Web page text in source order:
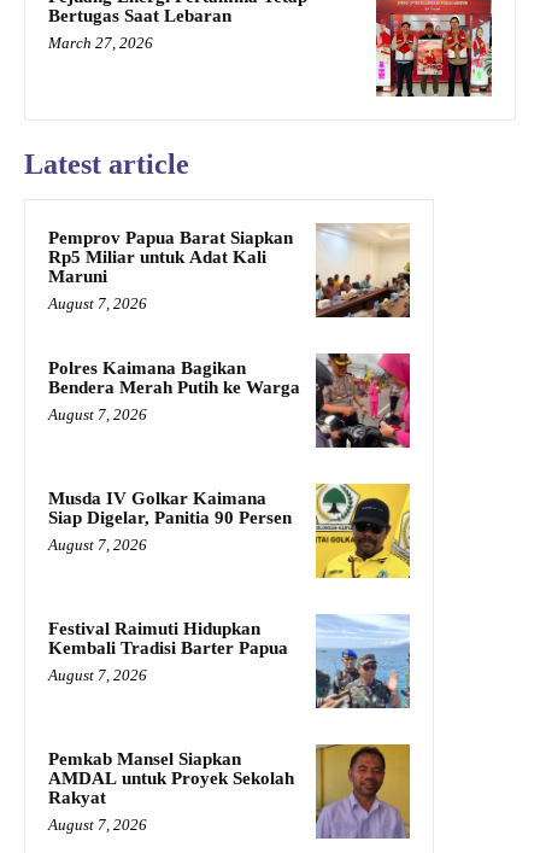
Bertugas Saat Lebaran
March 27, 2026
Latest article
Pemprov Papua Barat Siapkan
Rp5 Miliar untuk Adat Kali
Maruni
August 7, 2026
Polres Kaimana Bagikan
Bendera Merah Putih ke Warga
August 7, 2026
Musda IV Golkar Kaimana
Siap Digelar, Panitia 90 Persen
August 7, 2026
Festival Raimuti Hidupkan
Kembali Tradisi Barter Papua
August 7, 2026
Pemkab Mansel Siapkan
AMDAL untuk Proyek Sekolah
Rakyat
August 7, 2026